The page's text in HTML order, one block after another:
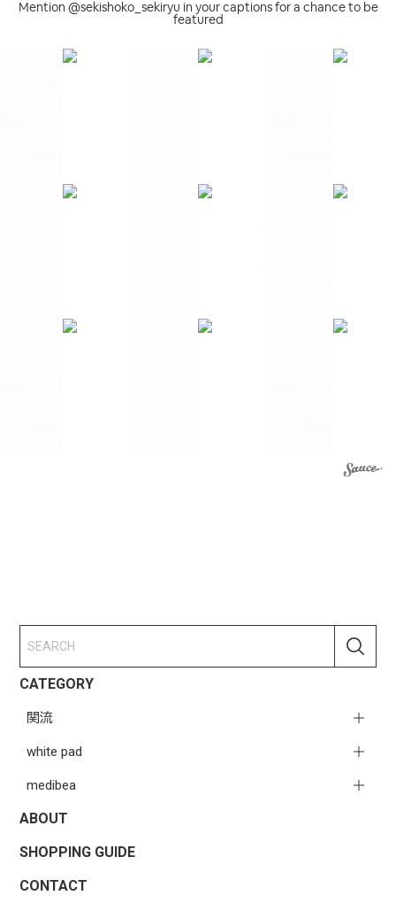
CATEGORY
関流
white pad
medibea
ABOUT
SHOPPING GUIDE
CONTACT
Mention @sekishoko_sekiryu in your captions for a chance to be
featured